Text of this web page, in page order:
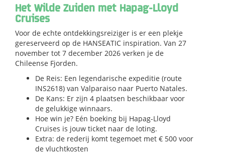
Het Wilde Zuiden met Hapag-Lloyd
Cruises
Voor de echte ontdekkingsreiziger is er een plekje
gereserveerd op de HANSEATIC inspiration. Van 27
november tot 7 december 2026 verken je de
Chileense Fjorden.
De Reis: Een legendarische expeditie (route
INS2618) van Valparaiso naar Puerto Natales.
De Kans: Er zijn 4 plaatsen beschikbaar voor
de gelukkige winnaars.
Hoe win je? Eén boeking bij Hapag-Lloyd
Cruises is jouw ticket naar de loting.
Extra: de rederij komt tegemoet met € 500 voor
de vluchtkosten